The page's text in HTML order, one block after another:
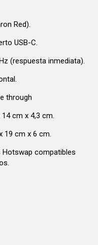
Red).
USB-C.
(respuesta inmediata).
through
cm x 4,3 cm.
19 cm x 6 cm.
compatibles